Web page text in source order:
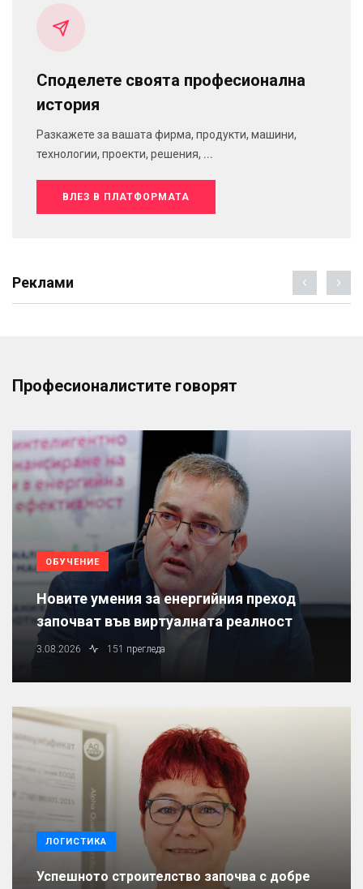
Споделете своята професионална
история
Разкажете за вашата фирма, продукти, машини,
технологии, проекти, решения, ...
ВЛЕЗ В ПЛАТФОРМАТА
Реклами
Професионалистите говорят
ОБУЧЕНИЕ
Новите умения за енергийния преход
започват във виртуалната реалност
3.08.2026 151 прегледа
ЛОГИСТИКА
Успешното строителство започва с добре